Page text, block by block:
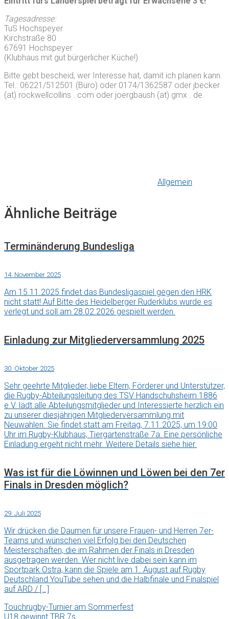
Tagesadresse:
TuS Hochspeyer
Kirchstraße 80
67691 Hochspeyer
(Klubhaus mit gut bürgerlicher Küche!)
Bitte gebt bescheid, wer Interesse hat, damit ich planen kann.
Tel.: 06221/512501 (Büro) oder 0174/1362587 oder jbecker
(at) rockwellcollins . com oder joergbaush (at) gmx . de.
Allgemein
Ähnliche Beiträge
Terminänderung Bundesliga
14. November 2025
Am 15.11.2025 findet das Bundesligaspiel gegen den HRK
nicht statt! Auf Bitte des Heidelberger Ruderklubs wurde es
verlegt und soll am 28.02.2026 gespielt werden.
Einladung zur Mitgliederversammlung 2025
30. Oktober 2025
Sehr geehrte Mitglieder, liebe Eltern, Förderer und Unterstützer,
die Rugby-Abteilungsleitung des TSV Handschuhsheim 1886
e.V. lädt alle Abteilungsmitglieder und Interessierte herzlich ein
zu unserer diesjährigen Mitgliederversammlung mit
Neuwahlen. Sie findet statt am Freitag, 7.11.2025, um 19:00
Uhr im Rugby-Klubhaus, Tiergartenstraße 7a. Eine persönliche
Einladung ergeht nicht mehr. Weitere Details siehe hier.
Was ist für die Löwinnen und Löwen bei den 7er
Finals in Dresden möglich?
29. Juli 2025
Wir drücken die Daumen für unsere Frauen- und Herren 7er-
Teams und wünschen viel Erfolg bei den Deutschen
Meisterschaften, die im Rahmen der Finals in Dresden
ausgetragen werden. Wer nicht live dabei sein kann im
Sportpark Ostra, kann die Spiele am 1. August auf Rugby
Deutschland YouTube sehen und die Halbfinale und Finalspiel
auf ARD / […]
Touchrugby-Turnier am Sommerfest
U18 gewinnt TBR 7s